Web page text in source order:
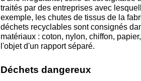
traités par des entreprises avec
exemple, les chutes de tissus de la
déchets recyclables sont consignés
matériaux : coton, nylon, chiffon,
l'objet d'un rapport séparé.
Déchets dangereux